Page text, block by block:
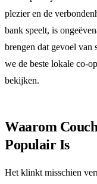
plezier en de
bank speelt, is
brengen dat gevoel van
we de beste lokale co-
bekijken.
Waarom
Populair Is
Het klinkt misschien